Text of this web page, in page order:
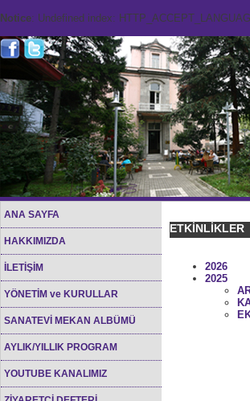
Notice: Undefined index:
ANA SAYFA
HAKKIMIZDA
İLETİŞİM
YÖNETİM ve KURULLAR
SANATEVİ MEKAN ALBÜMÜ
AYLIK/YILLIK PROGRAM
YOUTUBE KANALIMIZ
ETKİNLİKLER
2026
2025